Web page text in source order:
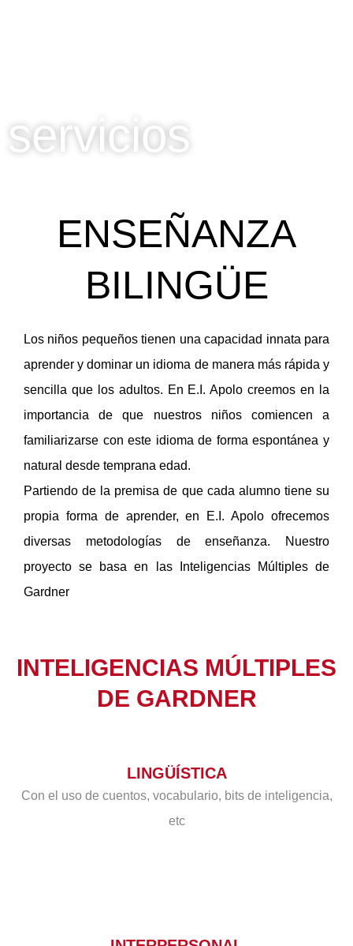
servicios
ENSEÑANZA
BILINGÜE
Los niños pequeños tienen una capacidad innata para
aprender y dominar un idioma de manera más rápida y
sencilla que los adultos. En E.I. Apolo creemos en la
importancia de que nuestros niños comiencen a
familiarizarse con este idioma de forma espontánea y
natural desde temprana edad.
Partiendo de la premisa de que cada alumno tiene su
propia forma de aprender, en E.I. Apolo ofrecemos
diversas metodologías de enseñanza. Nuestro
proyecto se basa en las Inteligencias Múltiples de
Gardner
INTELIGENCIAS MÚLTIPLES
DE GARDNER
LINGÜÍSTICA
Con el uso de cuentos, vocabulario, bits de inteligencia,
etc